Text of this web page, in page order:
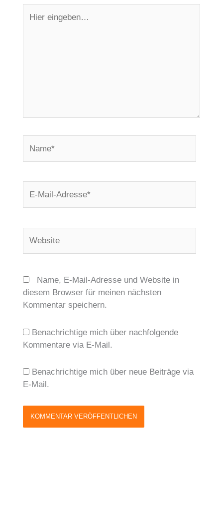
eingeben…
Mail-
Name, E-Mail-Adresse und Website in
diesem Browser für meinen nächsten
Kommentar speichern.
Benachrichtige mich über nachfolgende
Kommentare via E-Mail.
Benachrichtige mich über neue Beiträge via
E-Mail.